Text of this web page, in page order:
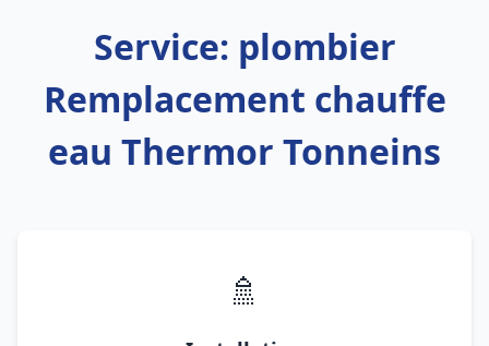
Service: plombier
Remplacement chauffe
eau Thermor Tonneins
🚿